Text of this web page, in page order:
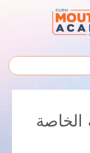
الخاصة